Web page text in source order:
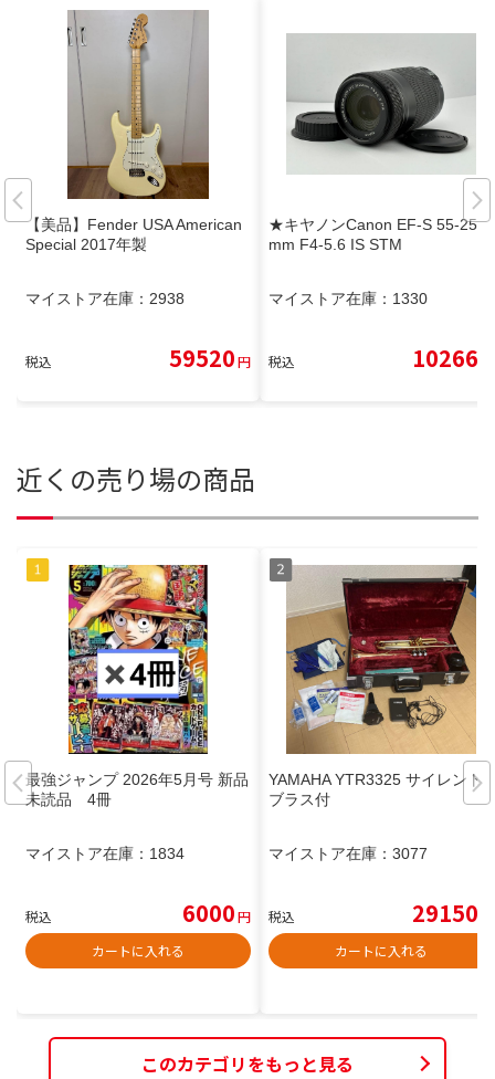
【美品】Fender USA American
Special 2017年製
マイストア在庫： 2938
税込 59520円
★キヤノンCanon EF-S 55-250
mm F4-5.6 IS STM
マイストア在庫： 1330
税込 10266
近くの売り場の商品
最強ジャンプ 2026年5月号 新品
未読品 4冊
マイストア在庫： 1834
税込 6000円
カートに入れる
YAMAHA YTR3325 サイレント
ブラス付
マイストア在庫： 3077
税込 29150
カートに入れる
このカテゴリをもっと見る